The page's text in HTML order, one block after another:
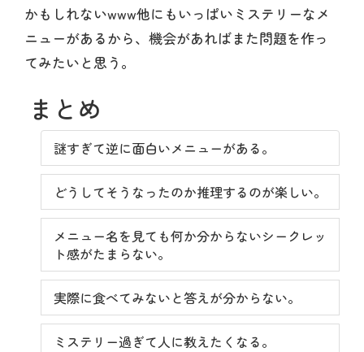
かもしれないwww他にもいっぱいミステリーなメ
ニューがあるから、機会があればまた問題を作っ
てみたいと思う。
まとめ
謎すぎて逆に面白いメニューがある。
どうしてそうなったのか推理するのが楽しい。
メニュー名を見ても何か分からないシークレッ
ト感がたまらない。
実際に食べてみないと答えが分からない。
ミステリー過ぎて人に教えたくなる。